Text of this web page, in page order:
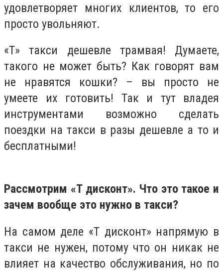
удовлетворяет многих клиентов, то его
просто увольняют.
«Т» такси дешевле трамвая! Думаете,
такого не может быть? Как говорят вам
не нравятся кошки? – вы просто не
умеете их готовить! Так и тут владея
инструментами возможно сделать
поездки на такси в разы дешевле а то и
бесплатными!
Рассмотрим «Т дисконт». Что это такое и
зачем вообще это нужно в такси?
На самом деле «Т дисконт» напрямую в
такси не нужен, потому что он никак не
влияет на качество обслуживания, но по